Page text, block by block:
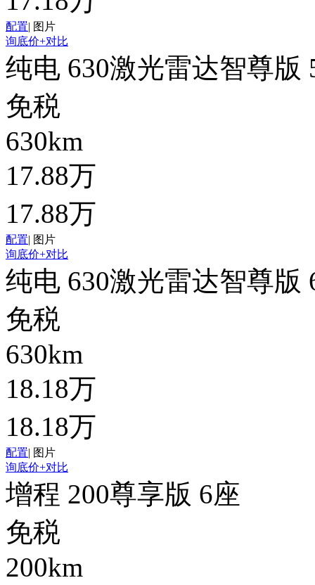
配置| 图片
询底价+对比
纯电 630激光雷达智尊版
免税
630km
17.88万
17.88万
配置| 图片
询底价+对比
纯电 630激光雷达智尊版
免税
630km
18.18万
18.18万
配置| 图片
询底价+对比
增程 200尊享版 6座
免税
200km